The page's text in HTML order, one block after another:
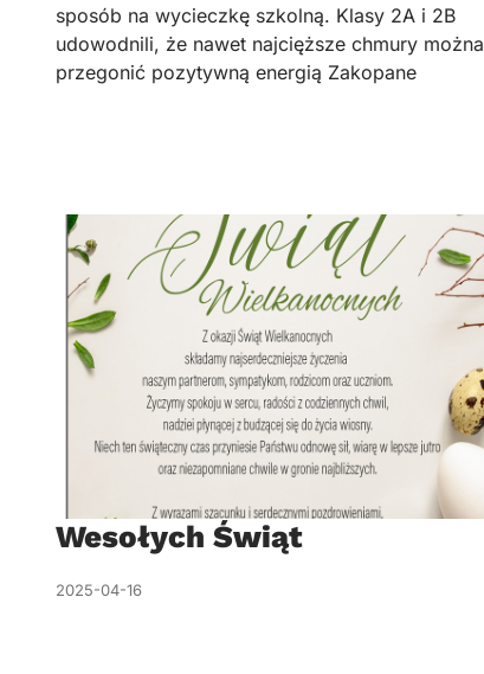
sposób na wycieczkę szkolną. Klasy 2A i 2B
udowodnili, że nawet najcięższe chmury można
przegonić pozytywną energią Zakopane
Wesołych Świąt
2025-04-16